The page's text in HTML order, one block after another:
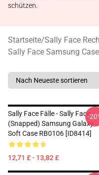
schützen.
Startseite/Sally Face
Sally Face Samsung
Sally Face Fälle - Sally Face
(Snapped) Samsung Galaxy
Soft Case RB0106 [ID8414]
12,71 £ - 13,82 £
-